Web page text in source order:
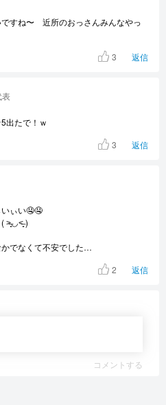
ぃい🤤🤤
˃̶͈◡ ˂̶͈ )
でなくて不安でした…
2 返信
表
出たで！ｗ
3 返信
ですね〜 近所のおっさんみんなやっ
3 返信
コメントする